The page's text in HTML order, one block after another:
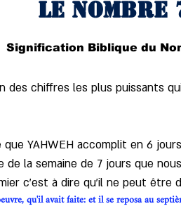
Le Nombre
Signification Biblique du
des chiffres les plus puissants
YAHWEH accomplit en 6
la semaine de 7 jours que
c'est à dire qu'il ne peut être
qu'il avait faite: et il se reposa au